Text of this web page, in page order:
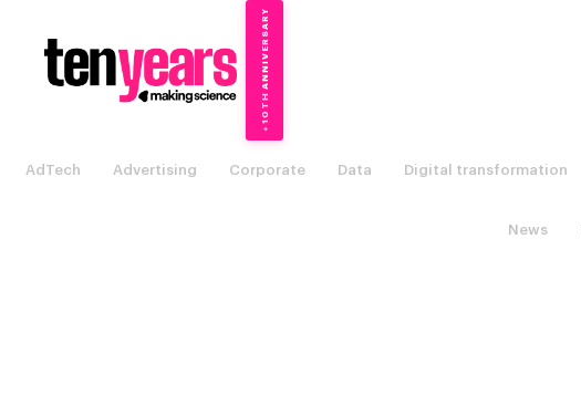
✦
10TH ANNIVERSARY
AdTech Advertising Corporate Data Digital transformation
News